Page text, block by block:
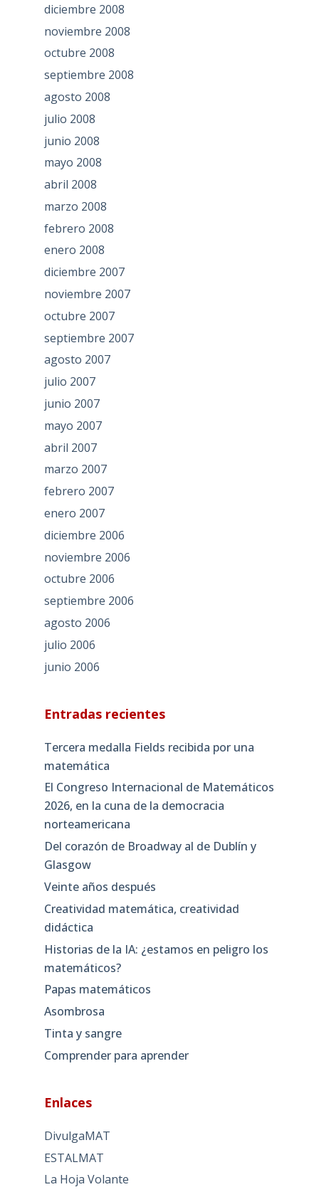
diciembre 2008
noviembre 2008
octubre 2008
septiembre 2008
agosto 2008
julio 2008
junio 2008
mayo 2008
abril 2008
marzo 2008
febrero 2008
enero 2008
diciembre 2007
noviembre 2007
octubre 2007
septiembre 2007
agosto 2007
julio 2007
junio 2007
mayo 2007
abril 2007
marzo 2007
febrero 2007
enero 2007
diciembre 2006
noviembre 2006
octubre 2006
septiembre 2006
agosto 2006
julio 2006
junio 2006
Entradas recientes
Tercera medalla Fields recibida por una
matemática
El Congreso Internacional de Matemáticos
2026, en la cuna de la democracia
norteamericana
Del corazón de Broadway al de Dublín y
Glasgow
Veinte años después
Creatividad matemática, creatividad
didáctica
Historias de la IA: ¿estamos en peligro los
matemáticos?
Papas matemáticos
Asombrosa
Tinta y sangre
Comprender para aprender
Enlaces
DivulgaMAT
ESTALMAT
La Hoja Volante